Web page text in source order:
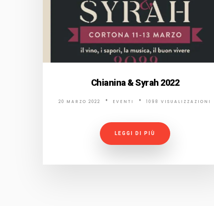
Chianina & Syrah 2022
20 MARZO 2022 EVENTI 1098 VISUALIZZAZIONI
LEGGI DI PIÙ